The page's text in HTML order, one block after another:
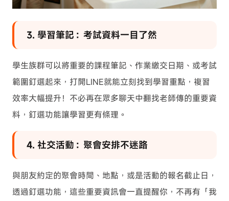
3. 學習筆記：考試資料一目了然
學生族群可以將重要的課程筆記、作業繳交日期、或考試
範圍釘選起來，打開LINE就能立刻找到學習重點，複習
效率大幅提升！不必再在眾多聊天中翻找老師傳的重要資
料，釘選功能讓學習更有條理。
4. 社交活動：聚會安排不迷路
與朋友約定的聚會時間、地點，或是活動的報名截止日，
透過釘選功能，這些重要資訊會一直提醒你，不再有「我